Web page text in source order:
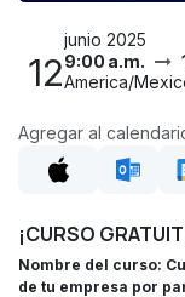
12
junio 2025
9:00 a.m.
America/
Agregar al
¡CURSO
Nombre del curso:
de tu empresa por